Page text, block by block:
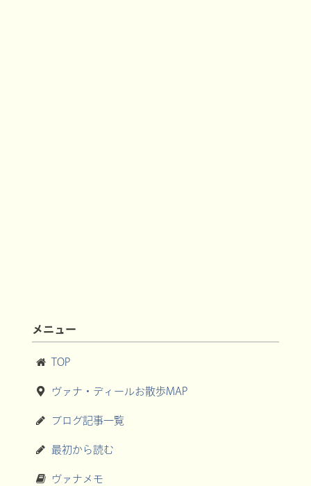
メニュー
TOP
ヴァナ・ディールお散歩MAP
ブログ記事一覧
最初から読む
ヴァナメモ